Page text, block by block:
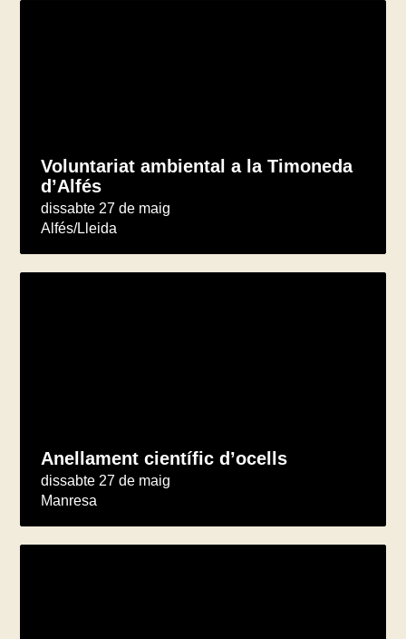
Voluntariat ambiental a la Timoneda
d’Alfés
dissabte 27 de maig
Alfés/Lleida
Anellament científic d’ocells
dissabte 27 de maig
Manresa